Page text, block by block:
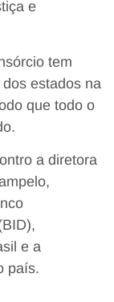
e
tem
estados na
que todo o
a diretora
e a
país.